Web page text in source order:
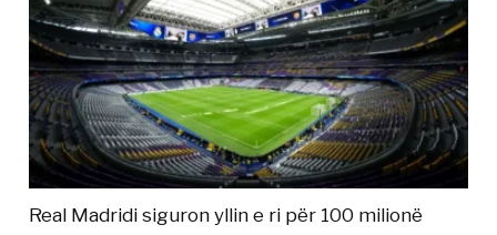
Real Madridi siguron yllin e ri për 100 milionë